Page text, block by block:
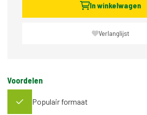
In winkelwagen
Verlanglijst
Voordelen
Populair formaat